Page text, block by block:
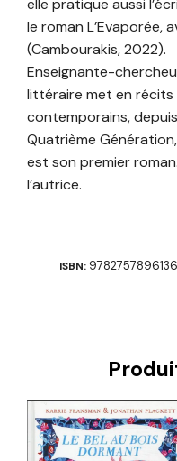
elle pratique aussi
le roman L’Evaporée,
(Cambourakis, 2022).
Enseignante-
littéraire met en récits
contemporains,
Quatrième
est son premier
l’autrice.
ISBN: 9782757896136